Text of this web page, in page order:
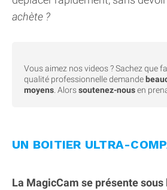
achète ?
Vous aimez nos videos ? Sachez que
qualité professionnelle demande
moyens . Alorssoutenez-nousen
UN BOITIER ULTRA-
La MagicCam se présente